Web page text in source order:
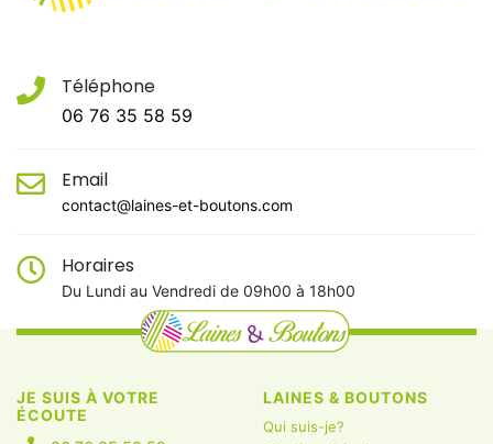
Téléphone
06 76 35 58 59
Email
contact@laines-et-boutons.com
Horaires
Du Lundi au Vendredi de 09h00 à 18h00
JE SUIS À VOTRE
ÉCOUTE
LAINES & BOUTONS
Qui suis-je?